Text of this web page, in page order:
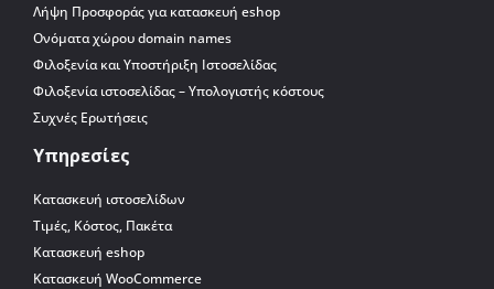
Λήψη Προσφοράς για κατασκευή eshop
Ονόματα χώρου domain names
Φιλοξενία και Υποστήριξη Ιστοσελίδας
Φιλοξενία ιστοσελίδας – Υπολογιστής κόστους
Συχνές Ερωτήσεις
Υπηρεσίες
Κατασκευή ιστοσελίδων
Τιμές, Κόστος, Πακέτα
Κατασκευή eshop
Κατασκευή WooCommerce